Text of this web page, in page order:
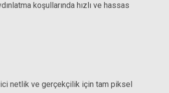
koşullarında hızlı ve hassas
netlik ve gerçekçilik için tam piksel